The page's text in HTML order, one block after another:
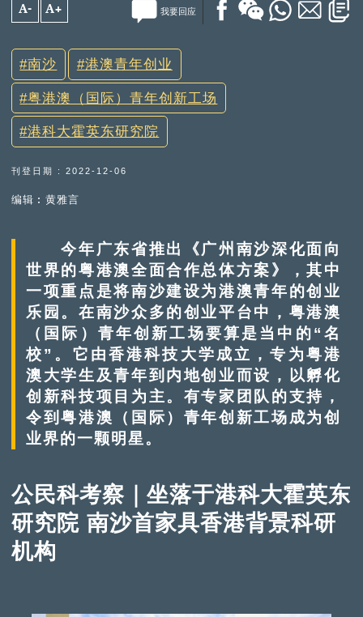
A- A+ 我要回应
南沙 港澳青年创业
粤港澳（国际）青年创新工场
港科大霍英东研究院
刊登日期 : 2022-12-06
编辑︰黄雅言
今年广东省推出《广州南沙深化面向
世界的粤港澳全面合作总体方案》，其中
一项重点是将南沙建设为港澳青年的创业
乐园。在南沙众多的创业平台中，粤港澳
（国际）青年创新工场要算是当中的“名
校”。它由香港科技大学成立，专为粤港
澳大学生及青年到内地创业而设，以孵化
创新科技项目为主。有专家团队的支持，
令到粤港澳（国际）青年创新工场成为创
业界的一颗明星。
公民科考察｜坐落于港科大霍英东
研究院 南沙首家具香港背景科研
机构